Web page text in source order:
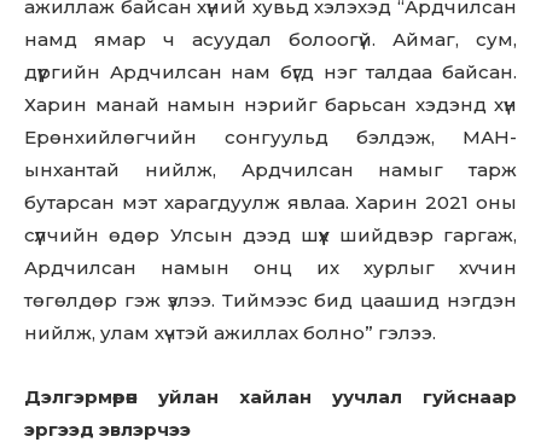
ажиллаж байсан хүний хувьд хэлэхэд “Ардчилсан
намд ямар ч асуудал болоогүй. Аймаг, сум,
дүүргийн Ардчилсан нам бүгд нэг талдаа байсан.
Харин манай намын нэрийг барьсан хэдэнд хүн
Ерөнхийлөгчийн сонгуульд бэлдэж, МАН-
ынхантай нийлж, Ардчилсан намыг тарж
бутарсан мэт харагдуулж явлаа. Харин 2021 оны
сүүлчийн өдөр Улсын дээд шүүх шийдвэр гаргаж,
Ардчилсан намын онц их хурлыг xvчин
төгөлдөр гэж үзлээ. Тиймээс бид цаашид нэгдэн
нийлж, улам хүчтэй ажиллах болно” гэлээ.
Дэлгэрмөрөн уйлан хайлан уучлал гуйснаар
эргээд эвлэрчээ